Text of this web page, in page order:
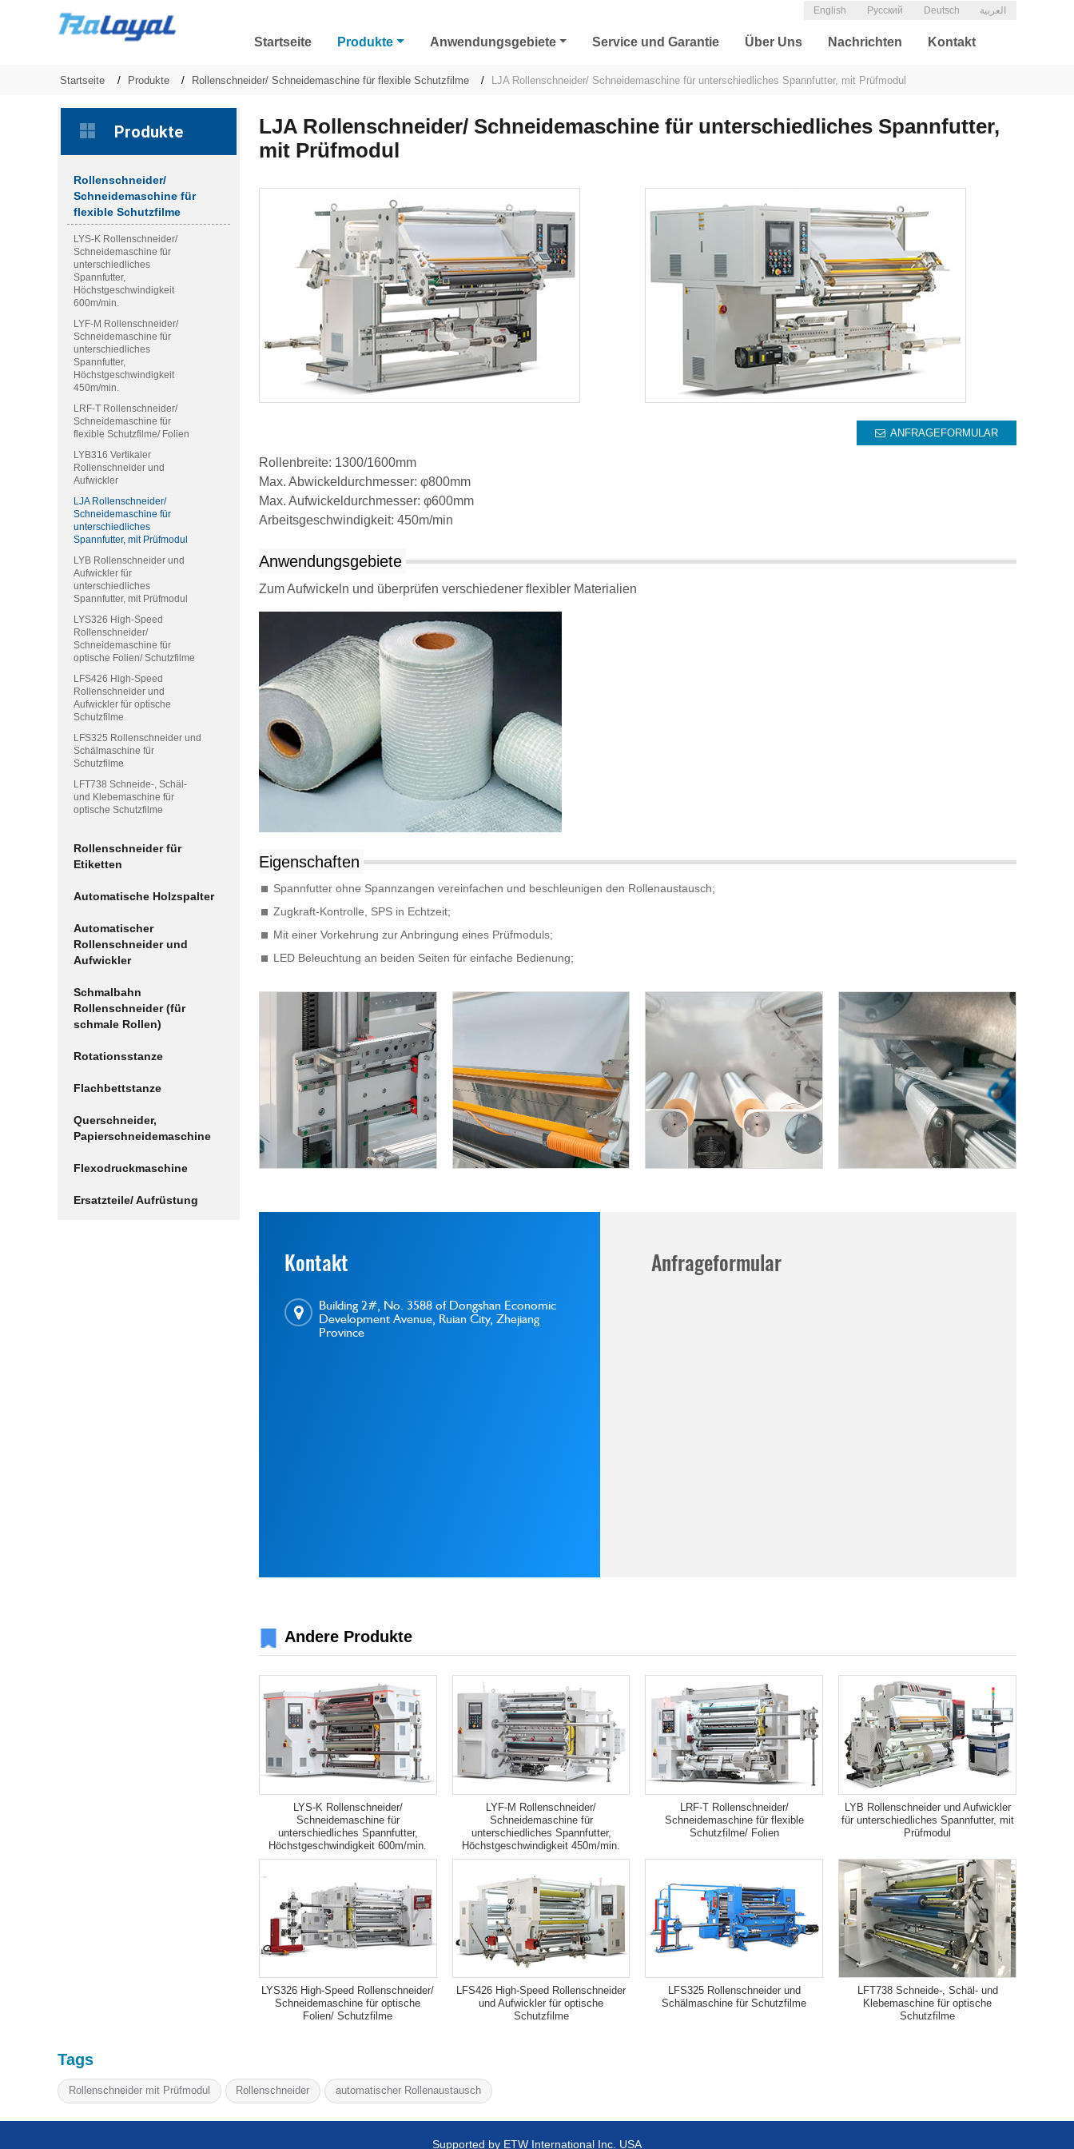
English Русский Deutsch العربية
Startseite Produkte Anwendungsgebiete Service und Garantie Über Uns Nachrichten Kontakt
Startseite Produkte Rollenschneider/ Schneidemaschine für flexible Schutzfilme LJA Rollenschneider/ Schneidemaschine für unterschiedliches Spannfutter, mit Prüfmodul
LJA Rollenschneider/ Schneidemaschine für unterschiedliches Spannfutter,
mit Prüfmodul
ANFRAGEFORMULAR
Rollenbreite: 1300/1600mm
Max. Abwickeldurchmesser: φ800mm
Max. Aufwickeldurchmesser: φ600mm
Arbeitsgeschwindigkeit: 450m/min
Anwendungsgebiete
Zum Aufwickeln und überprüfen verschiedener flexibler Materialien
Eigenschaften
Spannfutter ohne Spannzangen vereinfachen und beschleunigen den Rollenaustausch;
Zugkraft-Kontrolle, SPS in Echtzeit;
Mit einer Vorkehrung zur Anbringung eines Prüfmoduls;
LED Beleuchtung an beiden Seiten für einfache Bedienung;
Anfrageformular
Kontakt
Building 2#, No. 3588 of Dongshan Economic
Development Avenue, Ruian City, Zhejiang
Province
Andere Produkte
LYS-K Rollenschneider/
Schneidemaschine für
unterschiedliches Spannfutter,
Höchstgeschwindigkeit 600m/min.
LYF-M Rollenschneider/
Schneidemaschine für
unterschiedliches Spannfutter,
Höchstgeschwindigkeit 450m/min.
LRF-T Rollenschneider/
Schneidemaschine für flexible
Schutzfilme/ Folien
LYB Rollenschneider und Aufwickler
für unterschiedliches Spannfutter, mit
Prüfmodul
LYS326 High-Speed Rollenschneider/
Schneidemaschine für optische
Folien/ Schutzfilme
LFS426 High-Speed Rollenschneider
und Aufwickler für optische
Schutzfilme
LFS325 Rollenschneider und
Schälmaschine für Schutzfilme
LFT738 Schneide-, Schäl- und
Klebemaschine für optische
Schutzfilme
Produkte
Rollenschneider/
Schneidemaschine für
flexible Schutzfilme
LYS-K Rollenschneider/
Schneidemaschine für
unterschiedliches
Spannfutter,
Höchstgeschwindigkeit
600m/min.
LYF-M Rollenschneider/
Schneidemaschine für
unterschiedliches
Spannfutter,
Höchstgeschwindigkeit
450m/min.
LRF-T Rollenschneider/
Schneidemaschine für
flexible Schutzfilme/ Folien
LYB316 Vertikaler
Rollenschneider und
Aufwickler
LJA Rollenschneider/
Schneidemaschine für
unterschiedliches
Spannfutter, mit Prüfmodul
LYB Rollenschneider und
Aufwickler für
unterschiedliches
Spannfutter, mit Prüfmodul
LYS326 High-Speed
Rollenschneider/
Schneidemaschine für
optische Folien/ Schutzfilme
LFS426 High-Speed
Rollenschneider und
Aufwickler für optische
Schutzfilme
LFS325 Rollenschneider und
Schälmaschine für
Schutzfilme
LFT738 Schneide-, Schäl-
und Klebemaschine für
optische Schutzfilme
Rollenschneider für
Etiketten
Automatische Holzspalter
Automatischer
Rollenschneider und
Aufwickler
Schmalbahn
Rollenschneider (für
schmale Rollen)
Rotationsstanze
Flachbettstanze
Querschneider,
Papierschneidemaschine
Flexodruckmaschine
Ersatzteile/ Aufrüstung
Tags
Rollenschneider mit Prüfmodul Rollenschneider automatischer Rollenaustausch
Supported by ETW International Inc. USA